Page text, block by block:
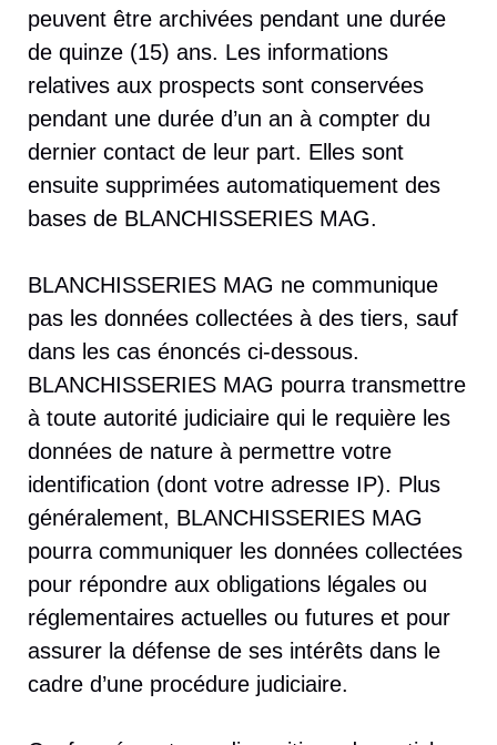
peuvent être archivées pendant une durée
de quinze (15) ans. Les informations
relatives aux prospects sont conservées
pendant une durée d’un an à compter du
dernier contact de leur part. Elles sont
ensuite supprimées automatiquement des
bases de BLANCHISSERIES MAG.
BLANCHISSERIES MAG ne communique
pas les données collectées à des tiers, sauf
dans les cas énoncés ci-dessous.
BLANCHISSERIES MAG pourra transmettre
à toute autorité judiciaire qui le requière les
données de nature à permettre votre
identification (dont votre adresse IP). Plus
généralement, BLANCHISSERIES MAG
pourra communiquer les données collectées
pour répondre aux obligations légales ou
réglementaires actuelles ou futures et pour
assurer la défense de ses intérêts dans le
cadre d’une procédure judiciaire.